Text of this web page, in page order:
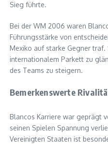
Sieg führte.
Bei der WM 2006 waren
Führungsstärke von
Mexiko auf starke Gegner traf.
internationalem Parkett zu
des Teams zu steigern.
Bemerkenswerte
Blancos Karriere war geprägt
seinen Spielen Spannung
Vereinigten Staaten ist